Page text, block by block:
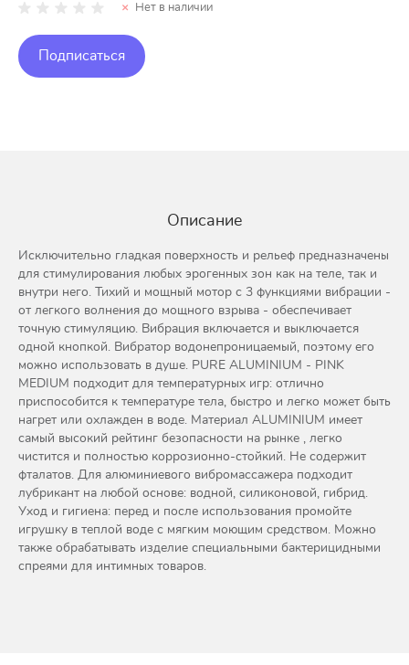
Нет в наличии
Подписаться
Описание
Исключительно гладкая поверхность и рельеф предназначены
для стимулирования любых эрогенных зон как на теле, так и
внутри него. Тихий и мощный мотор с 3 функциями вибрации -
от легкого волнения до мощного взрыва - обеспечивает
точную стимуляцию. Вибрация включается и выключается
одной кнопкой. Вибратор водонепроницаемый, поэтому его
можно использовать в душе. PURE ALUMINIUM - PINK
MEDIUM подходит для температурных игр: отлично
приспособится к температуре тела, быстро и легко может быть
нагрет или охлажден в воде. Материал ALUMINIUM имеет
самый высокий рейтинг безопасности на рынке , легко
чистится и полностью коррозионно-стойкий. Не содержит
фталатов. Для алюминиевого вибромассажера подходит
лубрикант на любой основе: водной, силиконовой, гибрид.
Уход и гигиена: перед и после использования промойте
игрушку в теплой воде с мягким моющим средством. Можно
также обрабатывать изделие специальными бактерицидными
спреями для интимных товаров.